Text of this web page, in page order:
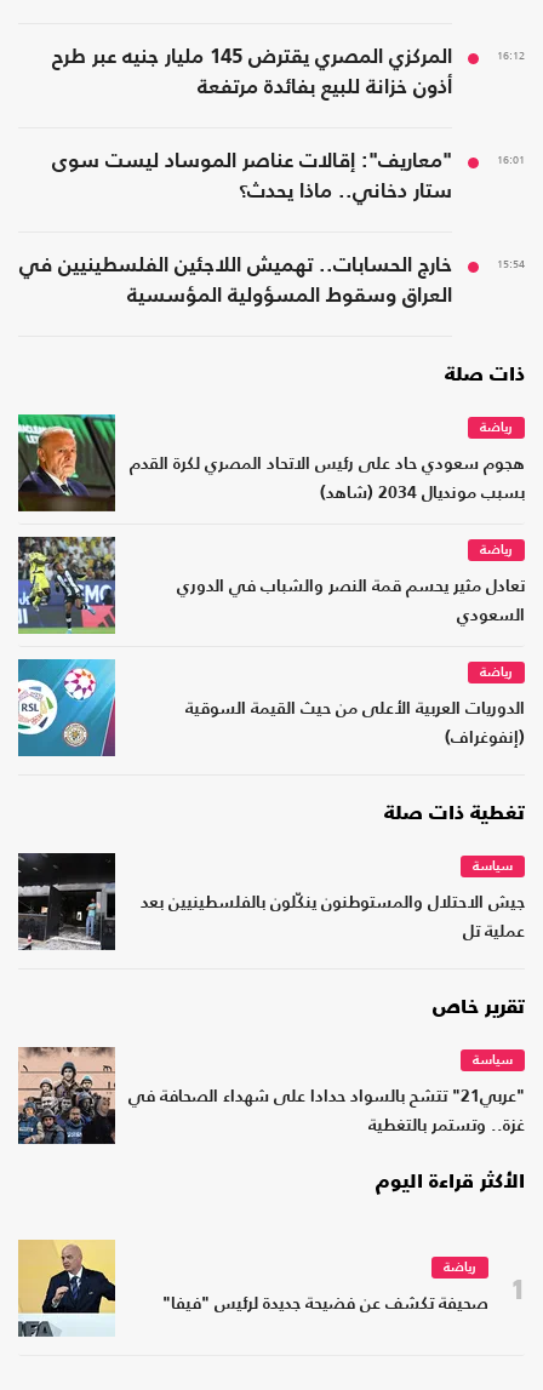
16:12
المركزي المصري يقترض 145 مليار جنيه عبر طرح
أذون خزانة للبيع بفائدة مرتفعة
16:01
"معاريف": إقالات عناصر الموساد ليست سوى
ستار دخاني.. ماذا يحدث؟
15:54
خارج الحسابات.. تهميش اللاجئين الفلسطينيين في
العراق وسقوط المسؤولية المؤسسية
ذات صلة
رياضة
هجوم سعودي حاد على رئيس الاتحاد المصري لكرة القدم
بسبب مونديال 2034 (شاهد)
رياضة
تعادل مثير يحسم قمة النصر والشباب في الدوري
السعودي
رياضة
الدوريات العربية الأعلى من حيث القيمة السوقية
(إنفوغراف)
تغطية ذات صلة
سياسة
جيش الاحتلال والمستوطنون ينكّلون بالفلسطينيين بعد
عملية تل
تقرير خاص
سياسة
"عربي21" تتشح بالسواد حدادا على شهداء الصحافة في
غزة.. وتستمر بالتغطية
الأكثر قراءة اليوم
1
رياضة
صحيفة تكشف عن فضيحة جديدة لرئيس "فيفا"